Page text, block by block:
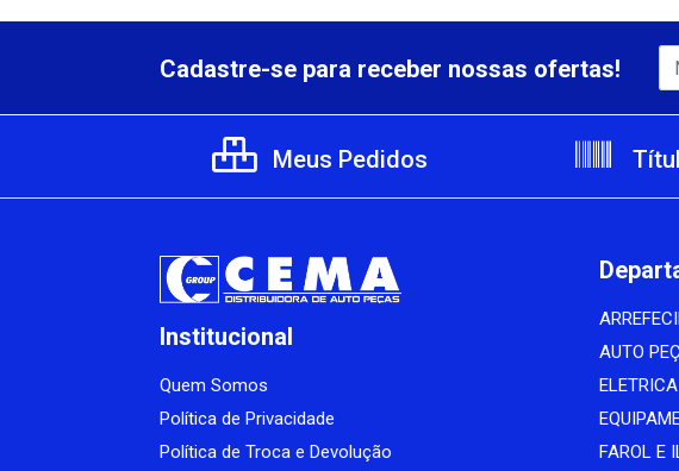
Cadastre-se para receber nossas ofertas!
Meus Pedidos
Institucional
Quem Somos
Política de Privacidade
Política de Troca e Devolução
AUTO
ELETRICA
FAROL E